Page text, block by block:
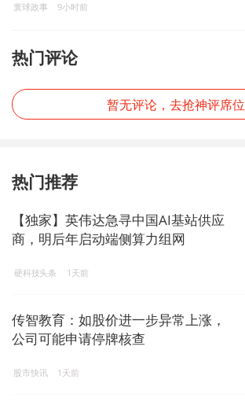
寰球政事 9小时前
热门评论
暂无评论，去抢神评席位
热门推荐
【独家】英伟达急寻中国AI基站供应
商，明后年启动端侧算力组网
硬科技头条 1天前
传智教育：如股价进一步异常上涨，
公司可能申请停牌核查
股市快讯 1天前